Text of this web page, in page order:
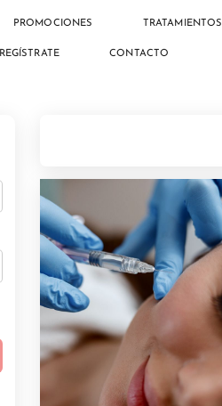
PROMOCIONES TRATAMIENTOS
REGÍSTRATE CONTACTO